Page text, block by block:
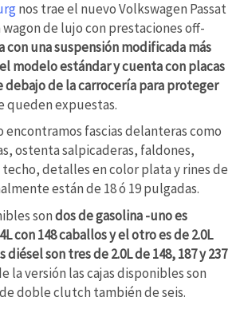
nos trae el nuevo Volkswagen Passat
de lujo con prestaciones off-
con una suspensión modificada más
modelo estándar y cuenta con placas
debajo de la carrocería para proteger
queden expuestas.
fascias delanteras como
ostenta salpicaderas, faldones,
techo, detalles en color plata y rines de
están de 18 ó 19 pulgadas.
sondos de gasolina -uno es
con 148 caballos y el otro es de 2.0L
diésel son tres de 2.0L de 148, 187 y 237
la versión las cajas disponibles son
doble clutch también de seis.